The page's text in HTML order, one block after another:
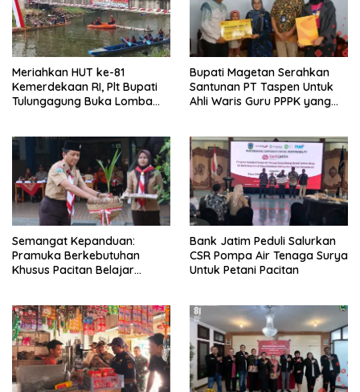
Meriahkan HUT ke-81
Kemerdekaan RI, Plt Bupati
Tulungagung Buka Lomba
Bupati Magetan Serahkan
Santunan PT Taspen Untuk
Ahli Waris Guru PPPK yang
Semangat Kepanduan:
Pramuka Berkebutuhan
Khusus Pacitan Belajar
Bank Jatim Peduli Salurkan
CSR Pompa Air Tenaga Surya
Untuk Petani Pacitan